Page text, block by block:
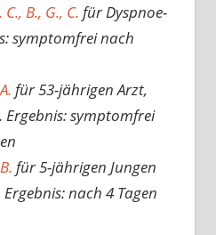
B., G., C. für Dyspnoe-
symptomfrei nach
für 53-jährigen Arzt,
Ergebnis: symptomfrei
für 5-jährigen Jungen
nach 4 Tagen